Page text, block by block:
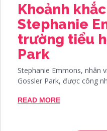
Khoảnh
Stephanie
trường tiểu
Park
Stephanie Emmons, nhân
Gossler Park, được công
READ MORE